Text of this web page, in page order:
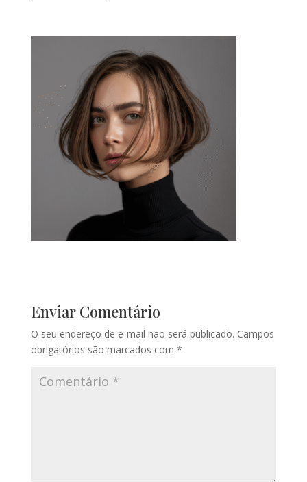
Enviar Comentário
O seu endereço de e-mail não será publicado. Campos
obrigatórios são marcados com *